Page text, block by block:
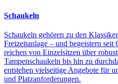
Schaukeln
Schaukeln gehören zu den
Freizeitanlage – und begeistern seit
reichen von Einzelsitzen über
Tampenschaukeln bis hin zu
entstehen vielseitige Angebote für
und Platzanforderungen.